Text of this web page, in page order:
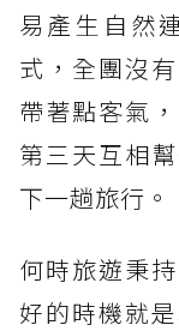
易產生自然
式，全團沒
帶著點客氣
第三天互相
下一趟旅行。
何時旅遊秉
好的時機就